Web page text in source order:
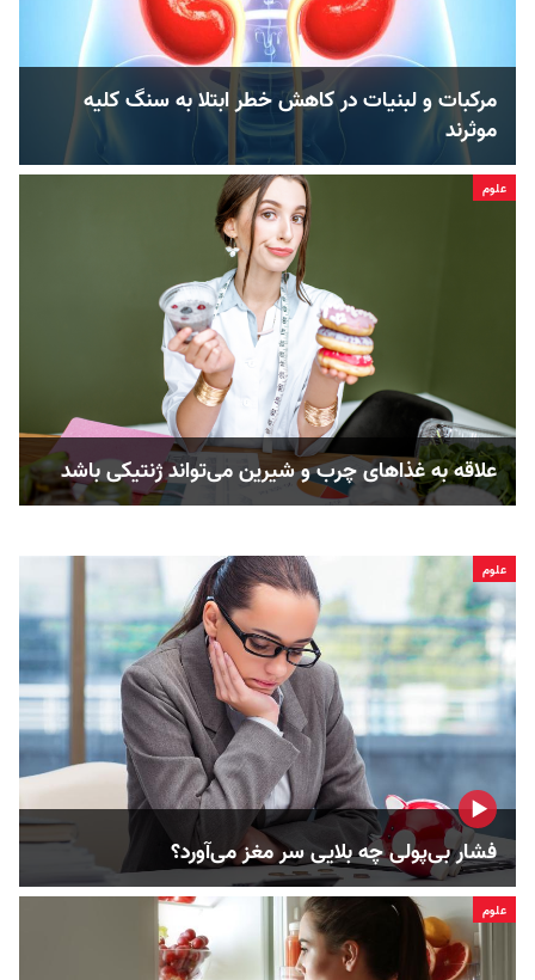
مرکبات و لبنیات در کاهش خطر ابتلا به سنگ کلیه
موثرند
علوم
علاقه به غذاهای چرب و شیرین می‌تواند ژنتیکی باشد
علوم
فشار بی‌پولی چه بلایی سر مغز می‌آورد؟
علوم